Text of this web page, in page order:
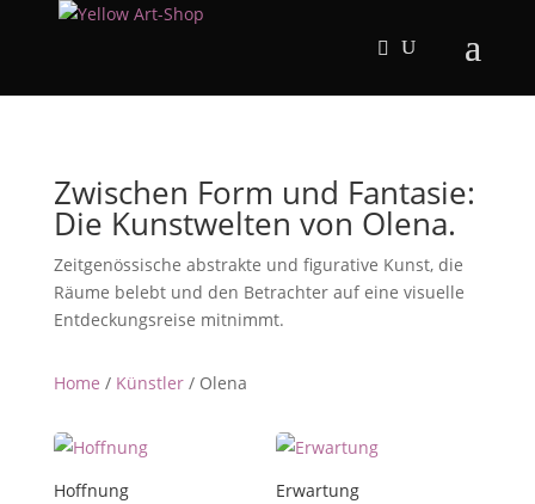
Zwischen Form und Fantasie:
Die Kunstwelten von Olena.
Zeitgenössische abstrakte und figurative Kunst, die
Räume belebt und den Betrachter auf eine visuelle
Entdeckungsreise mitnimmt.
Home / Künstler/ Olena
Hoffnung
Erwartung